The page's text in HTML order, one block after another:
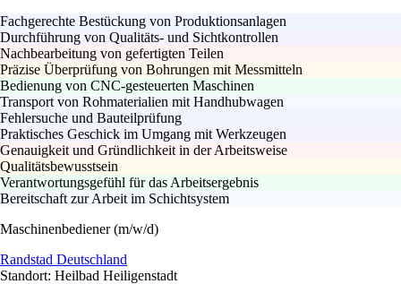
Fachgerechte Bestückung von Produktionsanlagen
Durchführung von Qualitäts- und Sichtkontrollen
Nachbearbeitung von gefertigten Teilen
Präzise Überprüfung von Bohrungen mit Messmitteln
Bedienung von CNC-gesteuerten Maschinen
Transport von Rohmaterialien mit Handhubwagen
Fehlersuche und Bauteilprüfung
Praktisches Geschick im Umgang mit Werkzeugen
Genauigkeit und Gründlichkeit in der Arbeitsweise
Qualitätsbewusstsein
Verantwortungsgefühl für das Arbeitsergebnis
Bereitschaft zur Arbeit im Schichtsystem
Maschinenbediener (m/w/d)
Randstad Deutschland
Standort: Heilbad Heiligenstadt